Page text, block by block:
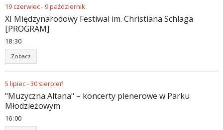
19czerwiec- 9październik
XI Międzynarodowy Festiwal im. Christiana Schlaga
[PROGRAM]
18 30
Zobacz
5 lipiec-30 sierpień
"Muzyczna Altana" – koncerty plenerowe w Parku
Młodzieżowym
16 00